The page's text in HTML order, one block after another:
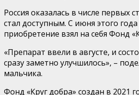
Россия оказалась в числе первых
стал доступным. С июня этого
приобретение взял на себя Фонд
«Препарат ввели в августе, и
сразу заметно улучшилось», –
мальчика.
Фонд «Круг добра» создан в 2021